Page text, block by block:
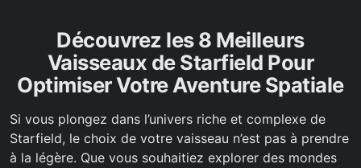
Découvrez les 8 Meilleurs
Vaisseaux de Starfield Pour
Optimiser Votre Aventure Spatiale
Si vous plongez dans l’univers riche et complexe de
Starfield, le choix de votre vaisseau n’est pas à prendre
à la légère. Que vous souhaitiez explorer des mondes